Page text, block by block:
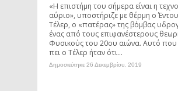
«Η επιστήμη του σήμερα είναι η
αύριο», υποστήριζε με θέρμη ο
Τέλερ, ο «πατέρας» της βόμβας
ένας από τους επιφανέστερους
Φυσικούς του 20ου αιώνα. Αυτό που
πει ο Τέλερ ήταν ότι...
Δημοσιεύτηκε 26 Δεκεμβρίου, 2019